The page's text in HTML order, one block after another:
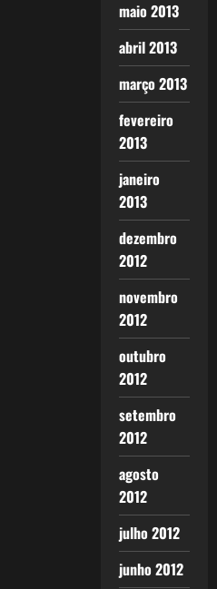
maio 2013
abril 2013
março 2013
fevereiro
2013
janeiro
2013
dezembro
2012
novembro
2012
outubro
2012
setembro
2012
agosto
2012
julho 2012
junho 2012